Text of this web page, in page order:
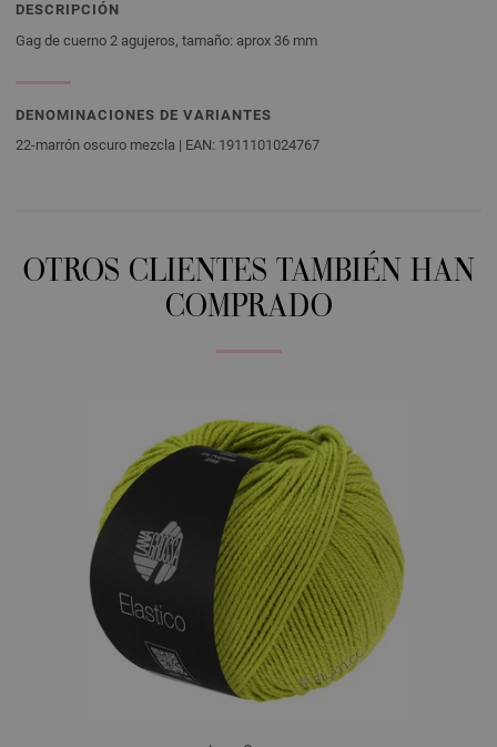
DESCRIPCIÓN
Gag de cuerno 2 agujeros, tamaño: aprox 36 mm
DENOMINACIONES DE VARIANTES
22-marrón oscuro mezcla | EAN: 1911101024767
OTROS CLIENTES TAMBIÉN HAN
COMPRADO